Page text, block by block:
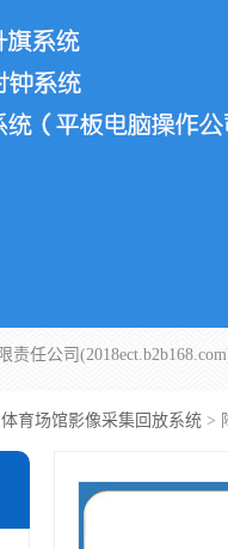
体育场馆影像采集回放系统 >